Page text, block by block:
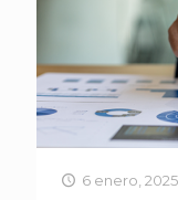
6 enero, 2025